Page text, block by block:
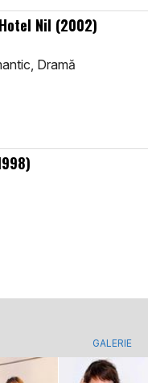
Nil (2002)
Dramă
GALERIE